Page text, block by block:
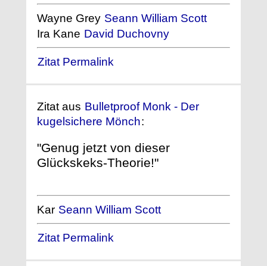
Wayne Grey Seann William Scott
Ira Kane David Duchovny
Zitat Permalink
Zitat aus Bulletproof Monk - Der
kugelsichere Mönch:
"Genug jetzt von dieser
Glückskeks-Theorie!"
Kar Seann William Scott
Zitat Permalink